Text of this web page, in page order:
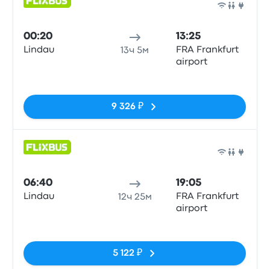
00:20
Lindau 13ч 5м
13:25
FRA Frankfurt
airport
9 326 ₽
06:40
Lindau 12ч 25м
19:05
FRA Frankfurt
airport
5 122 ₽